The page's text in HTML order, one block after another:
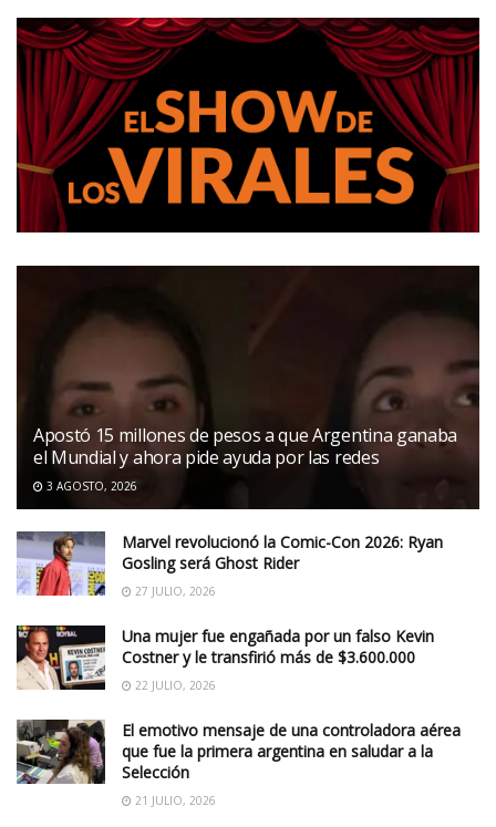
Apostó 15 millones de pesos a que Argentina ganaba
el Mundial y ahora pide ayuda por las redes
3 AGOSTO, 2026
Marvel revolucionó la Comic-Con 2026: Ryan
Gosling será Ghost Rider
27 JULIO, 2026
Una mujer fue engañada por un falso Kevin
Costner y le transfirió más de $3.600.000
22 JULIO, 2026
El emotivo mensaje de una controladora aérea
que fue la primera argentina en saludar a la
Selección
21 JULIO, 2026